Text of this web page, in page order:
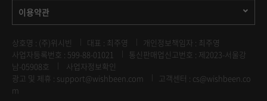
이용약관
상호명 : (주)위시빈 대표 : 최주영
개인정보책임자 : 최주영
사업자등록번호 : 599-88-01021
통신판매업신고번호 : 제2023-서울강
남-05908호
사업자정보확인
광고 및 제휴 : support@wishbeen.com
고객센터 : cs@wishbeen.co
m